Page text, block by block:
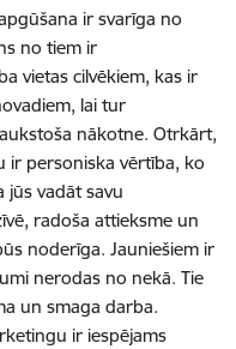
ir svarīga no
no tiem ir
vietas cilvēkiem, kas ir
lai tur
nākotne. Otrkārt,
ir personiska vērtība, ko
jūs vadāt savu
radoša attieksme un
noderīga. Jauniešiem ir
nerodas no nekā. Tie
un smaga darba.
ir iespējams